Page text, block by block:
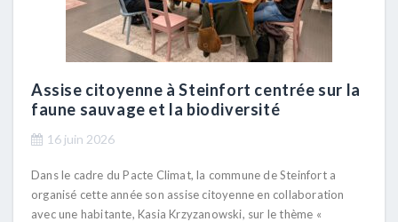
Assise citoyenne à Steinfort centrée sur la
faune sauvage et la biodiversité
16 juin 2026
Dans le cadre du Pacte Climat, la commune de Steinfort a
organisé cette année son assise citoyenne en collaboration
avec une habitante, Kasia Krzyzanowski, sur le thème «